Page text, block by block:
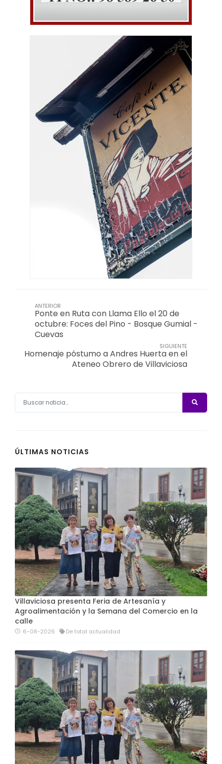
ANTERIOR
Ponte en Ruta con Llama Ello el 20 de
octubre: Foces del Pino - Bosque Gumial -
Cuevas
SIGUIENTE
Homenaje póstumo a Andres Huerta en el
Ateneo Obrero de Villaviciosa
ÚLTIMAS NOTICIAS
Villaviciosa presenta Feria de Artesanía y
Agroalimentación y la Semana del Comercio en la
calle
6-08-2026 De total actualidad